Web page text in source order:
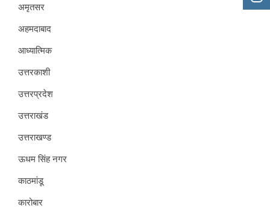
अमृतसर
अहमदाबाद
आध्यात्मिक
उत्तरकाशी
उत्तरप्रदेश
उत्तराखंड
उत्तराखण्ड
ऊधम सिंह नगर
काठमांडू
कारोबार